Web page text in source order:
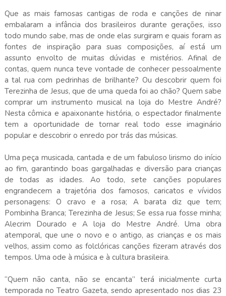
Que as mais famosas cantigas de roda e canções de ninar
embalaram a infância dos brasileiros durante gerações, isso
todo mundo sabe, mas de onde elas surgiram e quais foram as
fontes de inspiração para suas composições, aí está um
assunto envolto de muitas dúvidas e mistérios. Afinal de
contas, quem nunca teve vontade de conhecer pessoalmente
a tal rua com pedrinhas de brilhante? Ou descobrir quem foi
Terezinha de Jesus, que de uma queda foi ao chão? Quem sabe
comprar um instrumento musical na loja do Mestre André?
Nesta cômica e apaixonante história, o espectador finalmente
tem a oportunidade de tornar real todo esse imaginário
popular e descobrir o enredo por trás das músicas.
Uma peça musicada, cantada e de um fabuloso lirismo do início
ao fim, garantindo boas gargalhadas e diversão para crianças
de todas as idades. Ao todo, sete canções populares
engrandecem a trajetória dos famosos, caricatos e vívidos
personagens: O cravo e a rosa; A barata diz que tem;
Pombinha Branca; Terezinha de Jesus; Se essa rua fosse minha;
Alecrim Dourado e A loja do Mestre André. Uma obra
atemporal, que une o novo e o antigo, as crianças e os mais
velhos, assim como as folclóricas canções fizeram através dos
tempos. Uma ode à música e à cultura brasileira.
“Quem não canta, não se encanta” terá inicialmente curta
temporada no Teatro Gazeta, sendo apresentado nos dias 23